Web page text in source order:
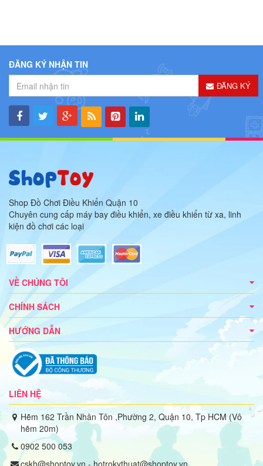
ĐĂNG KÝ NHẬN TIN
ĐĂNG KÝ
Shop Đồ Chơi Điều Khiển Quận 10
Chuyên cung cấp máy bay điều khiển, xe điều khiển từ xa, linh
kiện đồ chơi các loại
VỀ CHÚNG TÔI
CHÍNH SÁCH
HƯỚNG DẪN
LIÊN HỆ
Hẽm 162 Trần Nhân Tôn ,Phường 2, Quận 10, Tp HCM (Vô
hẽm 20m)
0902 500 053